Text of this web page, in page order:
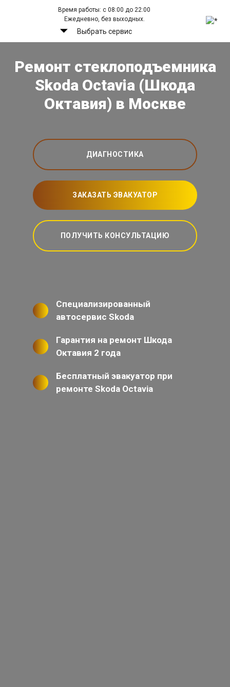
Время работы: с 08:00 до 22:00
Ежедневно, без выходных.
Выбрать сервис
Ремонт стеклоподъемника
Skoda Octavia (Шкода
Октавия) в Москве
ДИАГНОСТИКА
ЗАКАЗАТЬ ЭВАКУАТОР
ПОЛУЧИТЬ КОНСУЛЬТАЦИЮ
Специализированный
автосервис Skoda
Гарантия на ремонт Шкода
Октавия 2 года
Бесплатный эвакуатор при
ремонте Skoda Octavia